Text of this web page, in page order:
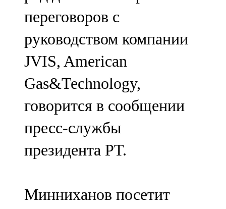
Теләче
106,1 FM
Түбән Кама
102,6 FM
Чирмешән
107,7 FM
Чистай
Чүпрәле
переговоров с
руководством компании
JVIS, American
Gas&Technology,
говорится в сообщении
пресс-службы
президента РТ.
Минниханов посетит